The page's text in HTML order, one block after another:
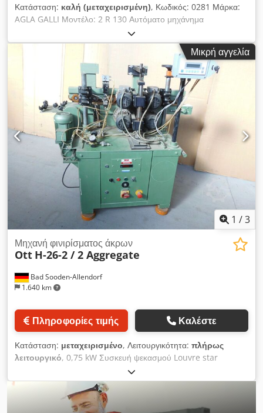
Κατάσταση: καλή (μεταχειρισμένη), Κωδικός: 0281 Μάρκα:
AGLA GALLI Μοντέλο: 2 R 130 Αυτόματο μηχάνημα
γυαλίσματος με 2 κυλίνδρους για πολυεστέρα και βερνίκι -
Κατάλληλο για το γυάλισμα πολυεστέρα ή βαφών
πολυουρεθάνης υψηλής γυαλάδας, μετάλλων, μαρμάρου και
παρόμοιων υλικών Νο 2 κεκλιμένοι κύλινδροι - Χάρη σε αυτήν
την κλίση, οι περιστρεφόμενες βούρτσες με ταλαντώσεις
εξασφαλίζουν τέλειο γυάλισμα των επιφανειών προς
επεξεργασία Σύστημα "REVERSE", το οποίο μαλακώνει την
αντιστροφή ακόμα και με βαριά υλικά όπως το μάρμαρο,
πανέλα ξύλου κ.λπ. Μήκος 2 κυλίνδρων: 1300 mm Διάμετρος
κυλίνδρου: 300 mm Χρήσιμη επιφάνεια εργασίας μήκος: 4300
mm Χρήσιμη επιφάνεια εργασίας πλάτος: 1300 mm Μέγιστο
ύψος πάνελ: 120 mm Ισχύς κινητήρα: 15 hp x 2 Ύψος
τραπεζιού εργασίας: από 950 έως 1180 mm Διάμετρος
στόμιου αναρρόφησης: 200 mm Συνολικές διαστάσεις (mm):
5000 x 2350 x 1750 (Ύψος) Βάρος: 2500 kg Codpjx Db Nfjfx
Ah Ujrf
Μικρή αγγελία
1 /3
Bad Sooden-Allendorf
1.640 km
Μηχανή φινιρίσματος άκρων
Ott H-26-2 / 2 Aggregate
Πληροφορίες τιμής Καλέστε
Κατάσταση: μεταχειρισμένο, Λειτουργικότητα: πλήρως
λειτουργικό, 0,75 kW Συσκευή ψεκασμού Louvre star
150/70/25 mm σιζάλ/δέρμα/πλαστικό ύφασμα Louvre star
150/70/25 mm σιζάλ/πλαστικό ύφασμα Φλάντζες 70 mm
μειωμένες σε 11 mm (2 τεμ.) Μεταλλικά Πάνω πίνακας ελέγχου
Crodpfx Ahsigaf Rj Ujf 4 κινητήρες 0,18 kW για βούρτσες